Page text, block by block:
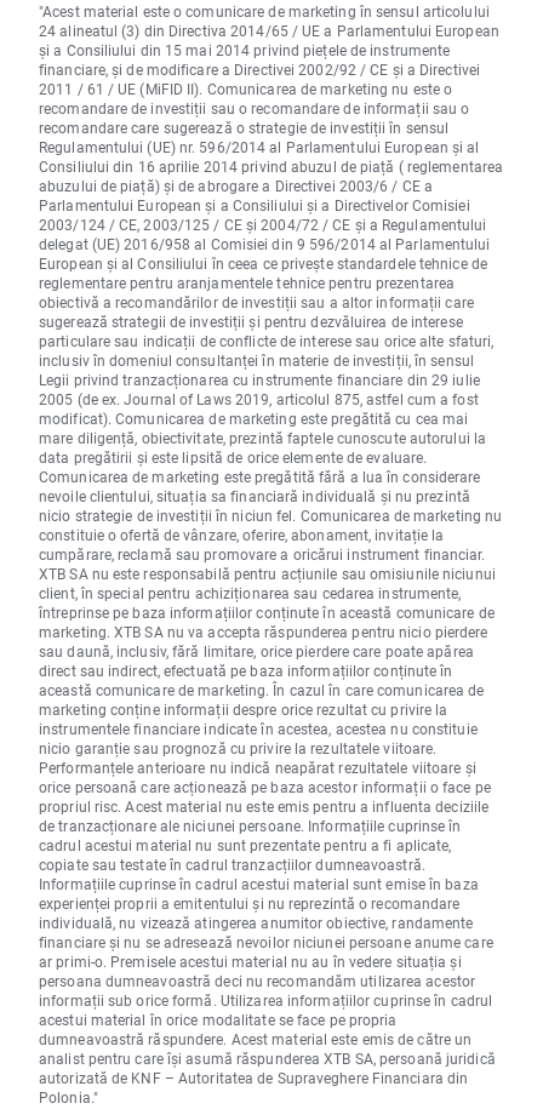
"Acest material este o comunicare de marketing în sensul articolului
24 alineatul (3) din Directiva 2014/65 / UE a Parlamentului European
și a Consiliului din 15 mai 2014 privind piețele de instrumente
financiare, și de modificare a Directivei 2002/92 / CE și a Directivei
2011 / 61 / UE (MiFID II). Comunicarea de marketing nu este o
recomandare de investiții sau o recomandare de informații sau o
recomandare care sugerează o strategie de investiții în sensul
Regulamentului (UE) nr. 596/2014 al Parlamentului European și al
Consiliului din 16 aprilie 2014 privind abuzul de piață ( reglementarea
abuzului de piață) și de abrogare a Directivei 2003/6 / CE a
Parlamentului European și a Consiliului și a Directivelor Comisiei
2003/124 / CE, 2003/125 / CE și 2004/72 / CE și a Regulamentului
delegat (UE) 2016/958 al Comisiei din 9 596/2014 al Parlamentului
European și al Consiliului în ceea ce privește standardele tehnice de
reglementare pentru aranjamentele tehnice pentru prezentarea
obiectivă a recomandărilor de investiții sau a altor informații care
sugerează strategii de investiții și pentru dezvăluirea de interese
particulare sau indicații de conflicte de interese sau orice alte sfaturi,
inclusiv în domeniul consultanței în materie de investiții, în sensul
Legii privind tranzacționarea cu instrumente financiare din 29 iulie
2005 (de ex. Journal of Laws 2019, articolul 875, astfel cum a fost
modificat). Comunicarea de marketing este pregătită cu cea mai
mare diligență, obiectivitate, prezintă faptele cunoscute autorului la
data pregătirii și este lipsită de orice elemente de evaluare.
Comunicarea de marketing este pregătită fără a lua în considerare
nevoile clientului, situația sa financiară individuală și nu prezintă
nicio strategie de investiții în niciun fel. Comunicarea de marketing nu
constituie o ofertă de vânzare, oferire, abonament, invitație la
cumpărare, reclamă sau promovare a oricărui instrument financiar.
XTB SA nu este responsabilă pentru acțiunile sau omisiunile niciunui
client, în special pentru achiziționarea sau cedarea instrumente,
întreprinse pe baza informațiilor conținute în această comunicare de
marketing. XTB SA nu va accepta răspunderea pentru nicio pierdere
sau daună, inclusiv, fără limitare, orice pierdere care poate apărea
direct sau indirect, efectuată pe baza informațiilor conținute în
această comunicare de marketing. În cazul în care comunicarea de
marketing conține informații despre orice rezultat cu privire la
instrumentele financiare indicate în acestea, acestea nu constituie
nicio garanție sau prognoză cu privire la rezultatele viitoare.
Performanțele anterioare nu indică neapărat rezultatele viitoare și
orice persoană care acționează pe baza acestor informații o face pe
propriul risc. Acest material nu este emis pentru a influenta deciziile
de tranzacționare ale niciunei persoane. Informațiile cuprinse în
cadrul acestui material nu sunt prezentate pentru a fi aplicate,
copiate sau testate în cadrul tranzacțiilor dumneavoastră.
Informațiile cuprinse în cadrul acestui material sunt emise în baza
experienței proprii a emitentului și nu reprezintă o recomandare
individuală, nu vizează atingerea anumitor obiective, randamente
financiare și nu se adresează nevoilor niciunei persoane anume care
ar primi-o. Premisele acestui material nu au în vedere situația și
persoana dumneavoastră deci nu recomandăm utilizarea acestor
informații sub orice formă. Utilizarea informațiilor cuprinse în cadrul
acestui material în orice modalitate se face pe propria
dumneavoastră răspundere. Acest material este emis de către un
analist pentru care își asumă răspunderea XTB SA, persoană juridică
autorizată de KNF – Autoritatea de Supraveghere Financiara din
Polonia."